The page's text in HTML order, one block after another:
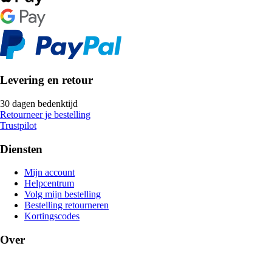
Levering en retour
30 dagen bedenktijd
Retourneer je bestelling
Trustpilot
Diensten
Mijn account
Helpcentrum
Volg mijn bestelling
Bestelling retourneren
Kortingscodes
Over